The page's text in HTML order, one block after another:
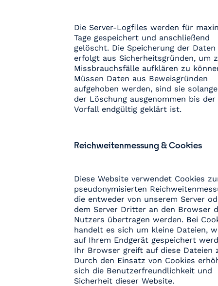
Die Server-Logfiles werden für
Tage gespeichert und anschließend
gelöscht. Die Speicherung der Daten
erfolgt aus Sicherheitsgründen, um
Missbrauchsfälle aufklären zu
Müssen Daten aus Beweisgründen
aufgehoben werden, sind sie
der Löschung ausgenommen bis der
Vorfall endgültig geklärt ist.
Reichweitenmessung & Cookies
Diese Website verwendet Cookies
pseudonymisierten
die entweder von unserem Server
dem Server Dritter an den Browser
Nutzers übertragen werden. Bei
handelt es sich um kleine Dateien,
auf Ihrem Endgerät gespeichert
Ihr Browser greift auf diese Dateien
Durch den Einsatz von Cookies
sich die Benutzerfreundlichkeit und
Sicherheit dieser Website.